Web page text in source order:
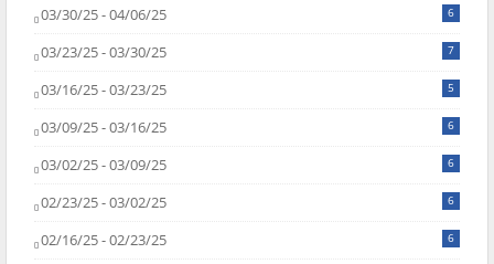
03/30/25 - 04/06/25 6
03/23/25 - 03/30/25 7
03/16/25 - 03/23/25 5
03/09/25 - 03/16/25 6
03/02/25 - 03/09/25 6
02/23/25 - 03/02/25 6
02/16/25 - 02/23/25 6